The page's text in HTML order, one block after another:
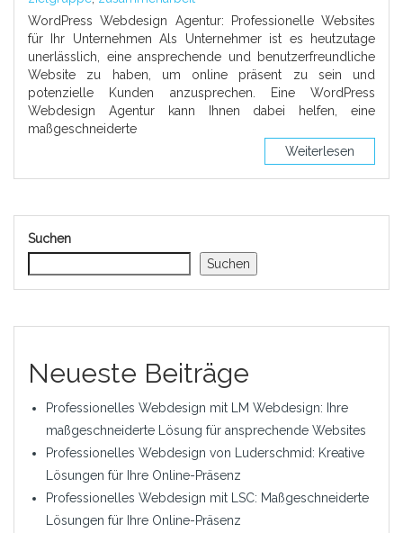
WordPress Webdesign Agentur: Professionelle Websites
für Ihr Unternehmen Als Unternehmer ist es heutzutage
unerlässlich, eine ansprechende und benutzerfreundliche
Website zu haben, um online präsent zu sein und
potenzielle Kunden anzusprechen. Eine WordPress
Webdesign Agentur kann Ihnen dabei helfen, eine
maßgeschneiderte
Weiterlesen
Suchen
Suchen
Neueste Beiträge
Professionelles Webdesign mit LM Webdesign: Ihre
maßgeschneiderte Lösung für ansprechende Websites
Professionelles Webdesign von Luderschmid: Kreative
Lösungen für Ihre Online-Präsenz
Professionelles Webdesign mit LSC: Maßgeschneiderte
Lösungen für Ihre Online-Präsenz